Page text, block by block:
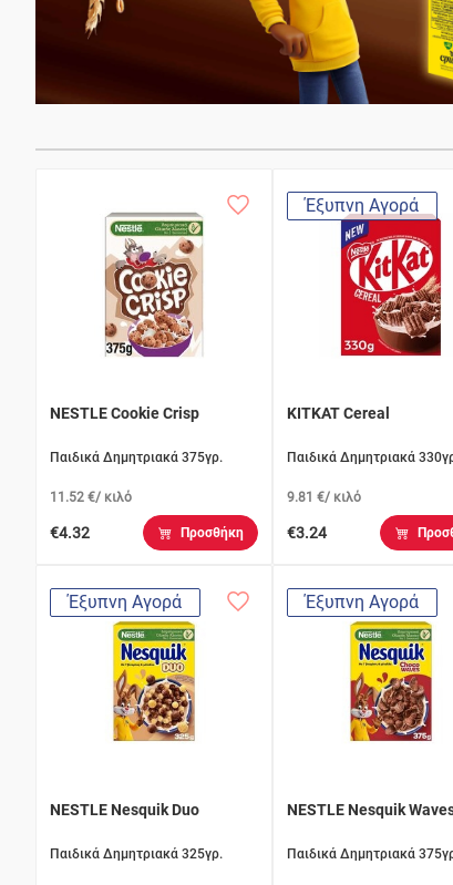
NESTLE Cookie Crisp
Παιδικά Δημητριακά 375γρ.
11.52 €/ κιλό
€4.32 Προσθήκη
Έξυπνη Αγορά
KITKAT Cereal
Παιδικά Δημητριακά
9.81 €/ κιλό
€3.24
Έξυπνη Αγορά
NESTLE Nesquik Duo
Παιδικά Δημητριακά 325γρ.
Έξυπνη Αγορά
NESTLE Nesquik
Παιδικά Δημητριακά